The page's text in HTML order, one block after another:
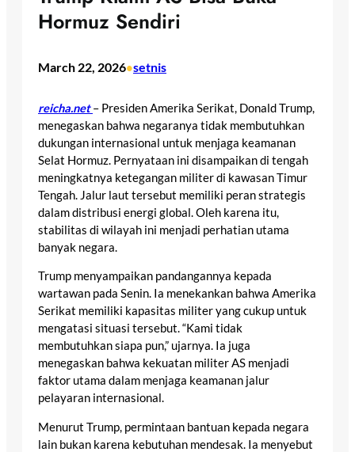
Hormuz Sendiri
March 22, 2026•setnis
reicha.net– Presiden Amerika Serikat, Donald Trump,
menegaskan bahwa negaranya tidak membutuhkan
dukungan internasional untuk menjaga keamanan
Selat Hormuz. Pernyataan ini disampaikan di tengah
meningkatnya ketegangan militer di kawasan Timur
Tengah. Jalur laut tersebut memiliki peran strategis
dalam distribusi energi global. Oleh karena itu,
stabilitas di wilayah ini menjadi perhatian utama
banyak negara.
Trump menyampaikan pandangannya kepada
wartawan pada Senin. Ia menekankan bahwa Amerika
Serikat memiliki kapasitas militer yang cukup untuk
mengatasi situasi tersebut. “Kami tidak
membutuhkan siapa pun,” ujarnya. Ia juga
menegaskan bahwa kekuatan militer AS menjadi
faktor utama dalam menjaga keamanan jalur
pelayaran internasional.
Menurut Trump, permintaan bantuan kepada negara
lain bukan karena kebutuhan mendesak. Ia menyebut